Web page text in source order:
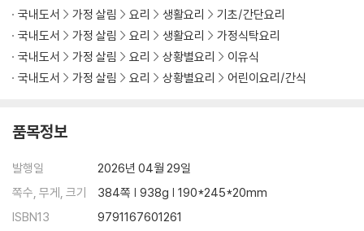
고구마 치즈 완자
당근 고구마 스프
당근 사과 조림
당근 스크램블
당근 감자 구이
당근 감자 조림
당근 오이 피클
애호박 달걀 밥
애호박 새우 버터 볶음
애호박 새우 완자
국내도서 가정 살림 요리 생활요리
기초/간단요리
국내도서
가정 살림 요리 생활요리
가정식탁요리
국내도서
가정 살림 요리 상황별요리
이유식
국내도서
가정 살림 요리 상황별요리 어린이요리/간식
품목정보
발행일
2026년 04월 29일
쪽수, 무게, 크기
384쪽 | 938g | 190*245*20mm
ISBN13
9791167601261